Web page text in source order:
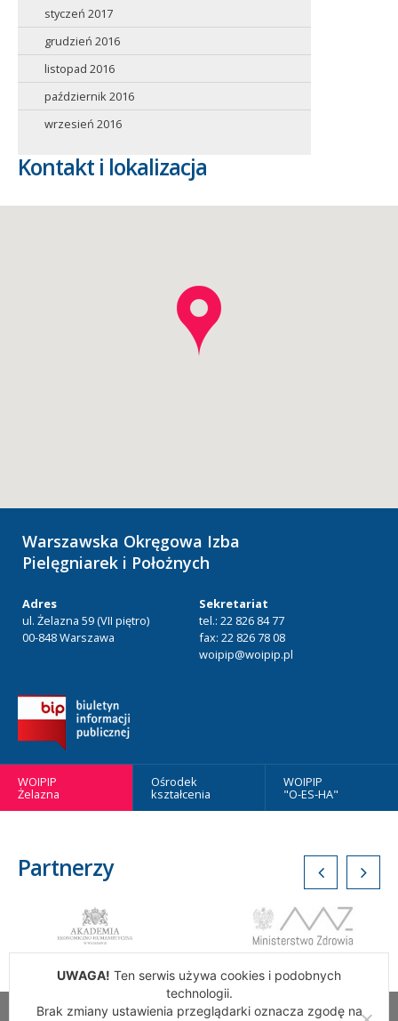
styczeń 2017
grudzień 2016
listopad 2016
październik 2016
wrzesień 2016
Kontakt i lokalizacja
Warszawska Okręgowa Izba
Pielęgniarek i Położnych
Adres
ul. Żelazna 59 (VII piętro)
00-848 Warszawa
Sekretariat
tel.: 22 826 84 77
fax: 22 826 78 08
woipip@woipip.pl
WOIPIP
Żelazna
Ośrodek
kształcenia
WOIPIP
"O-ES-HA"
Partnerzy
UWAGA! Ten serwis używa cookies i podobnych
technologii.
Brak zmiany ustawienia przeglądarki oznacza zgodę na